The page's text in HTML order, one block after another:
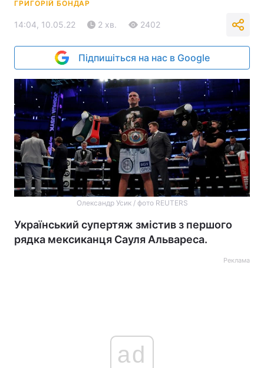
ГРИГОРІЙ БОНДАР
14:04, 10.05.22 2 хв. 2402
Підпишіться на нас в Google
Олександр Усик / фото REUTERS
Український супертяж змістив з першого
рядка мексиканця Сауля Альвареса.
Реклама
ad